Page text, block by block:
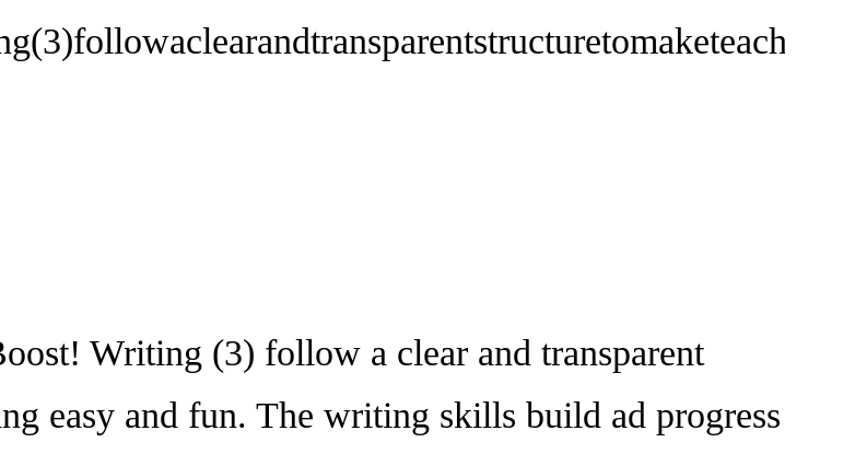
Writing (3) follow a clear and transparent
easy and fun. The writing skills build ad progress